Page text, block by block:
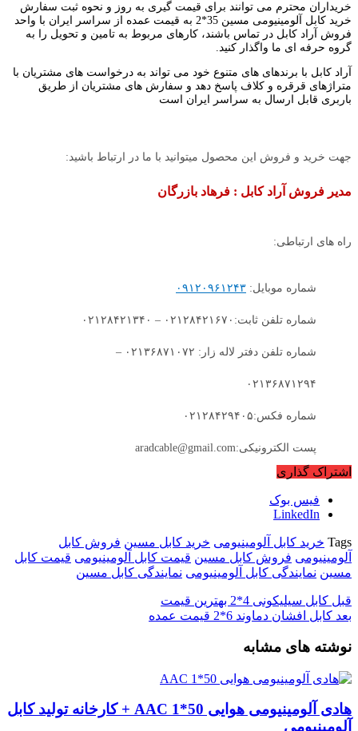
خریداران محترم می توانند برای قیمت گیری به روز و نحوه ثبت سفارش
خرید کابل آلومینیومی مسین 35*2 به قیمت عمده از سراسر ایران با واحد
فروش آراد کابل در تماس باشند، کارهای مربوط به تامین و تحویل را به
گروه حرفه ای ما واگذار کنید.
آراد کابل با برندهای های متنوع خود می تواند به درخواست های مشتریان با
متراژهای قرقره و کلاف پاسخ دهد و سفارش های مشتریان از طریق
باربری قابل ارسال به سراسر ایران است
جهت خرید و فروش این محصول میتوانید با ما در ارتباط باشید:
مدیر فروش آراد کابل : فرهاد بازرگان
راه های ارتباطی:
شماره موبایل: ۰۹۱۲۰۹۶۱۲۴۳
شماره تلفن ثابت:۰۲۱۲۸۴۲۱۶۷۰ – ۰۲۱۲۸۴۲۱۳۴۰
شماره تلفن دفتر لاله زار: ۰۲۱۳۶۸۷۱۰۷۲ –
۰۲۱۳۶۸۷۱۲۹۴
شماره فکس:۰۲۱۲۸۴۲۹۴۰۵
پست الکترونیکی:aradcable@gmail.com
اشتراک گذاری
فیس بوک
LinkedIn
Tags خرید کابل آلومینیومی خرید کابل مسین فروش کابل
آلومینیومی فروش کابل مسین قیمت کابل آلومینیومی قیمت کابل
مسین نمایندگی کابل آلومینیومی نمایندگی کابل مسین
قبل کابل سیلیکونی 4*2 بهترین قیمت
بعد کابل افشان دماوند 6*2 قیمت عمده
نوشته های مشابه
هادی آلومینیومی هوایی 50*1 AAC + کارخانه تولید کابل
آلومینیومی